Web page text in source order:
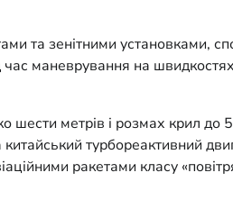
та зенітними установками,
маневрування на
метрів і розмах крил до
турбореактивний
ракетами класу